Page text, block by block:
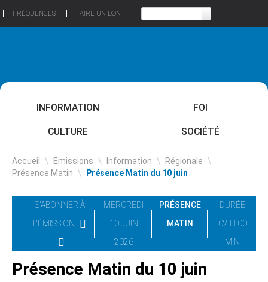
FRÉQUENCES FAIRE UN DON
INFORMATION FOI
CULTURE SOCIÉTÉ
Accueil \ Emissions \ Information \ Régionale \
Présence Matin \ Présence Matin du 10 juin
S'ABONNER À
L'ÉMISSION
MERCREDI
10 JUIN
2026
PRÉSENCE
MATIN
DURÉE
02 H 00
MIN
Présence Matin du 10 juin